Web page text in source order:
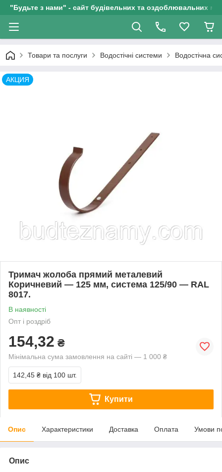
"Будьте з нами" - сайт будівельних та оздоблювальних
Товари та послуги Водостічні системи Водостічна
АКЦИЯ
Тримач жолоба прямий металевий
Коричневий — 125 мм, система 125/90 — RAL
8017.
В наявності
Опт і роздріб
154,32 ₴
Мінімальна сума замовлення на сайті — 1 000 ₴
142,45 ₴ від 100 шт.
Купити
Опис Характеристики Доставка Оплата Умови
Опис